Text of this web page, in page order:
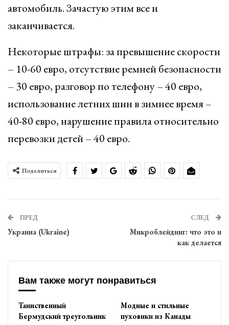
автомобиль. Зачастую этим все и
заканчивается.
Некоторые штрафы: за превышение скорости
– 10-60 евро, отсутствие ремней безопасности
– 30 евро, разговор по телефону – 40 евро,
использование летних шин в зимнее время –
40-80 евро, нарушение правила относительно
перевозки детей – 40 евро.
Поделиться
ПРЕД
Украина (Ukraine)
СЛЕД
Микроблейдинг: что это и
как делается
Вам также могут понравиться
Таинственный
Бермудский треугольник
Модные и стильные
пуховики из Канады